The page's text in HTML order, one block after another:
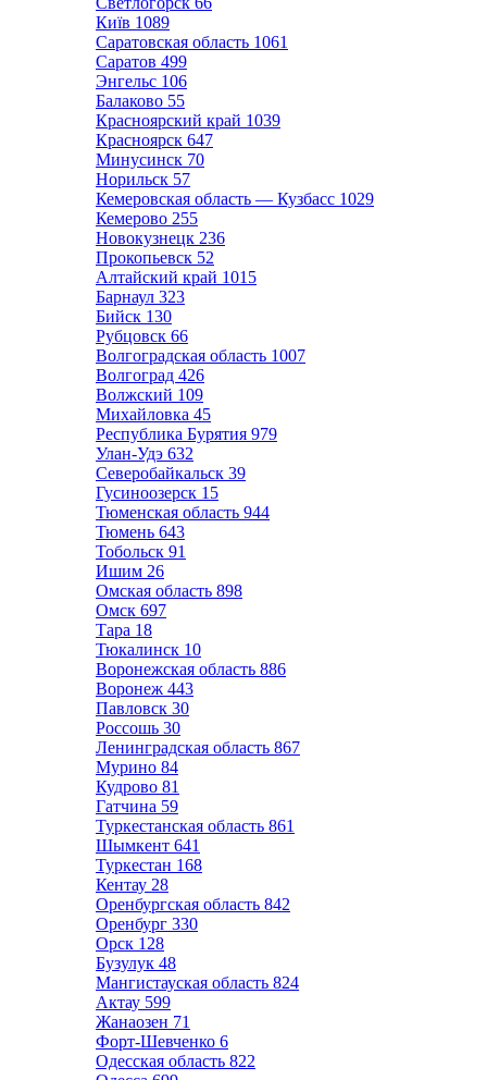
Київ 1089
Саратовская область 1061
Саратов 499
Энгельс 106
Балаково 55
Красноярский край 1039
Красноярск 647
Минусинск 70
Норильск 57
Кемеровская область — Кузбасс 1029
Кемерово 255
Новокузнецк 236
Прокопьевск 52
Алтайский край 1015
Барнаул 323
Бийск 130
Рубцовск 66
Волгоградская область 1007
Волгоград 426
Волжский 109
Михайловка 45
Республика Бурятия 979
Улан-Удэ 632
Северобайкальск 39
Гусиноозерск 15
Тюменская область 944
Тюмень 643
Тобольск 91
Ишим 26
Омская область 898
Омск 697
Тара 18
Тюкалинск 10
Воронежская область 886
Воронеж 443
Павловск 30
Россошь 30
Ленинградская область 867
Мурино 84
Кудрово 81
Гатчина 59
Туркестанская область 861
Шымкент 641
Туркестан 168
Кентау 28
Оренбургская область 842
Оренбург 330
Орск 128
Бузулук 48
Мангистауская область 824
Актау 599
Жанаозен 71
Форт-Шевченко 6
Одесская область 822